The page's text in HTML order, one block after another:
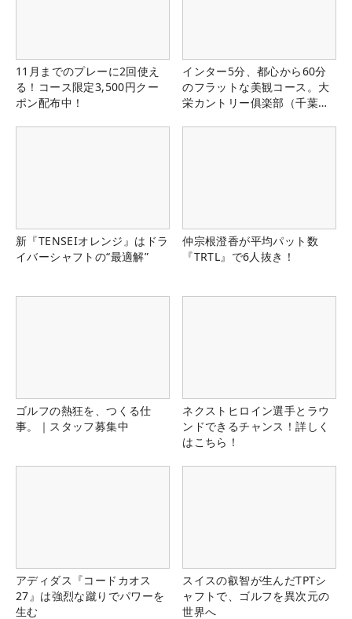
11月までのプレーに2回使え
る！コース限定3,500円クー
ポン配布中！
インター5分、都心から60分
のフラットな美観コース。大
栄カントリー俱楽部（千葉
新『TENSEIオレンジ』はドラ
イバーシャフトの“最適解”
仲宗根澄香が平均パット数
『TRTL』で6人抜き！
ゴルフの熱狂を、つくる仕
事。｜スタッフ募集中
ネクストヒロイン選手とラウ
ンドできるチャンス！詳しく
はこちら！
アディダス『コードカオス
27』は強烈な蹴りでパワーを
生む
スイスの叡智が生んだTPTシ
ャフトで、ゴルフを異次元の
世界へ